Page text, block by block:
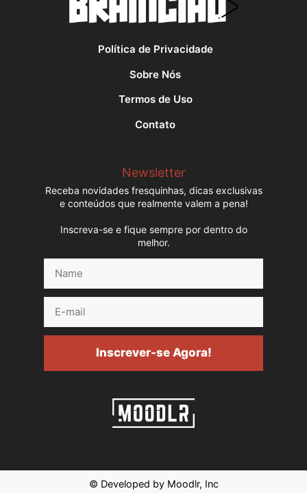
Política de Privacidade
Sobre Nós
Termos de Uso
Contato
Newsletter
Receba novidades fresquinhas, dicas exclusivas
e conteúdos que realmente valem a pena!
Inscreva-se e fique sempre por dentro do
melhor.
mail
Inscrever-se Agora!